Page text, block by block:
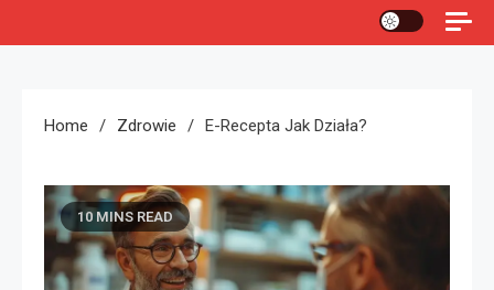
Home Zdrowie E-Recepta Jak Działa?
10 MINS READ